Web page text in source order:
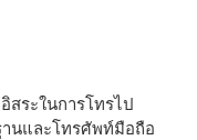
ระในการโทรไป
นและโทรศัพท์มือถือ